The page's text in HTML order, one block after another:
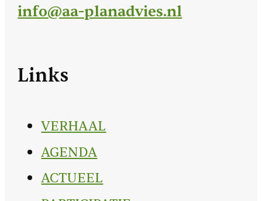
info@aa-planadvies.nl
Links
VERHAAL
AGENDA
ACTUEEL